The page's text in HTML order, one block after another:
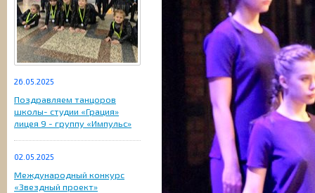
26.05.2025
Поздравляем танцоров
школы- студии «Грация»
лицея 9 - группу «Импульс»
02.05.2025
Международный конкурс
«Звездный проект»